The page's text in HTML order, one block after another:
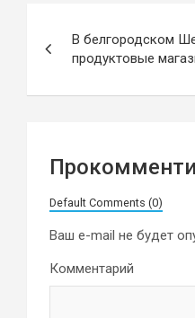
по
записям
В белгородском
продуктовые
Default Comments (0)
Ваш e-mail не будет
Комментарий